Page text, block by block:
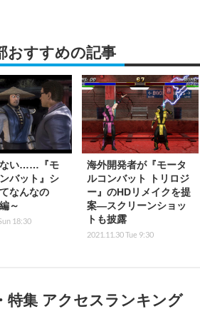
おすすめの記事
ない……『モ
バット』シ
なんなの
～
18:30
海外開発者が『モータ
ルコンバット トリロジ
ー』のHDリメイクを提
案―スクリーンショッ
トも披露
2021.11.30 Tue 9:30
特集 アクセスランキング